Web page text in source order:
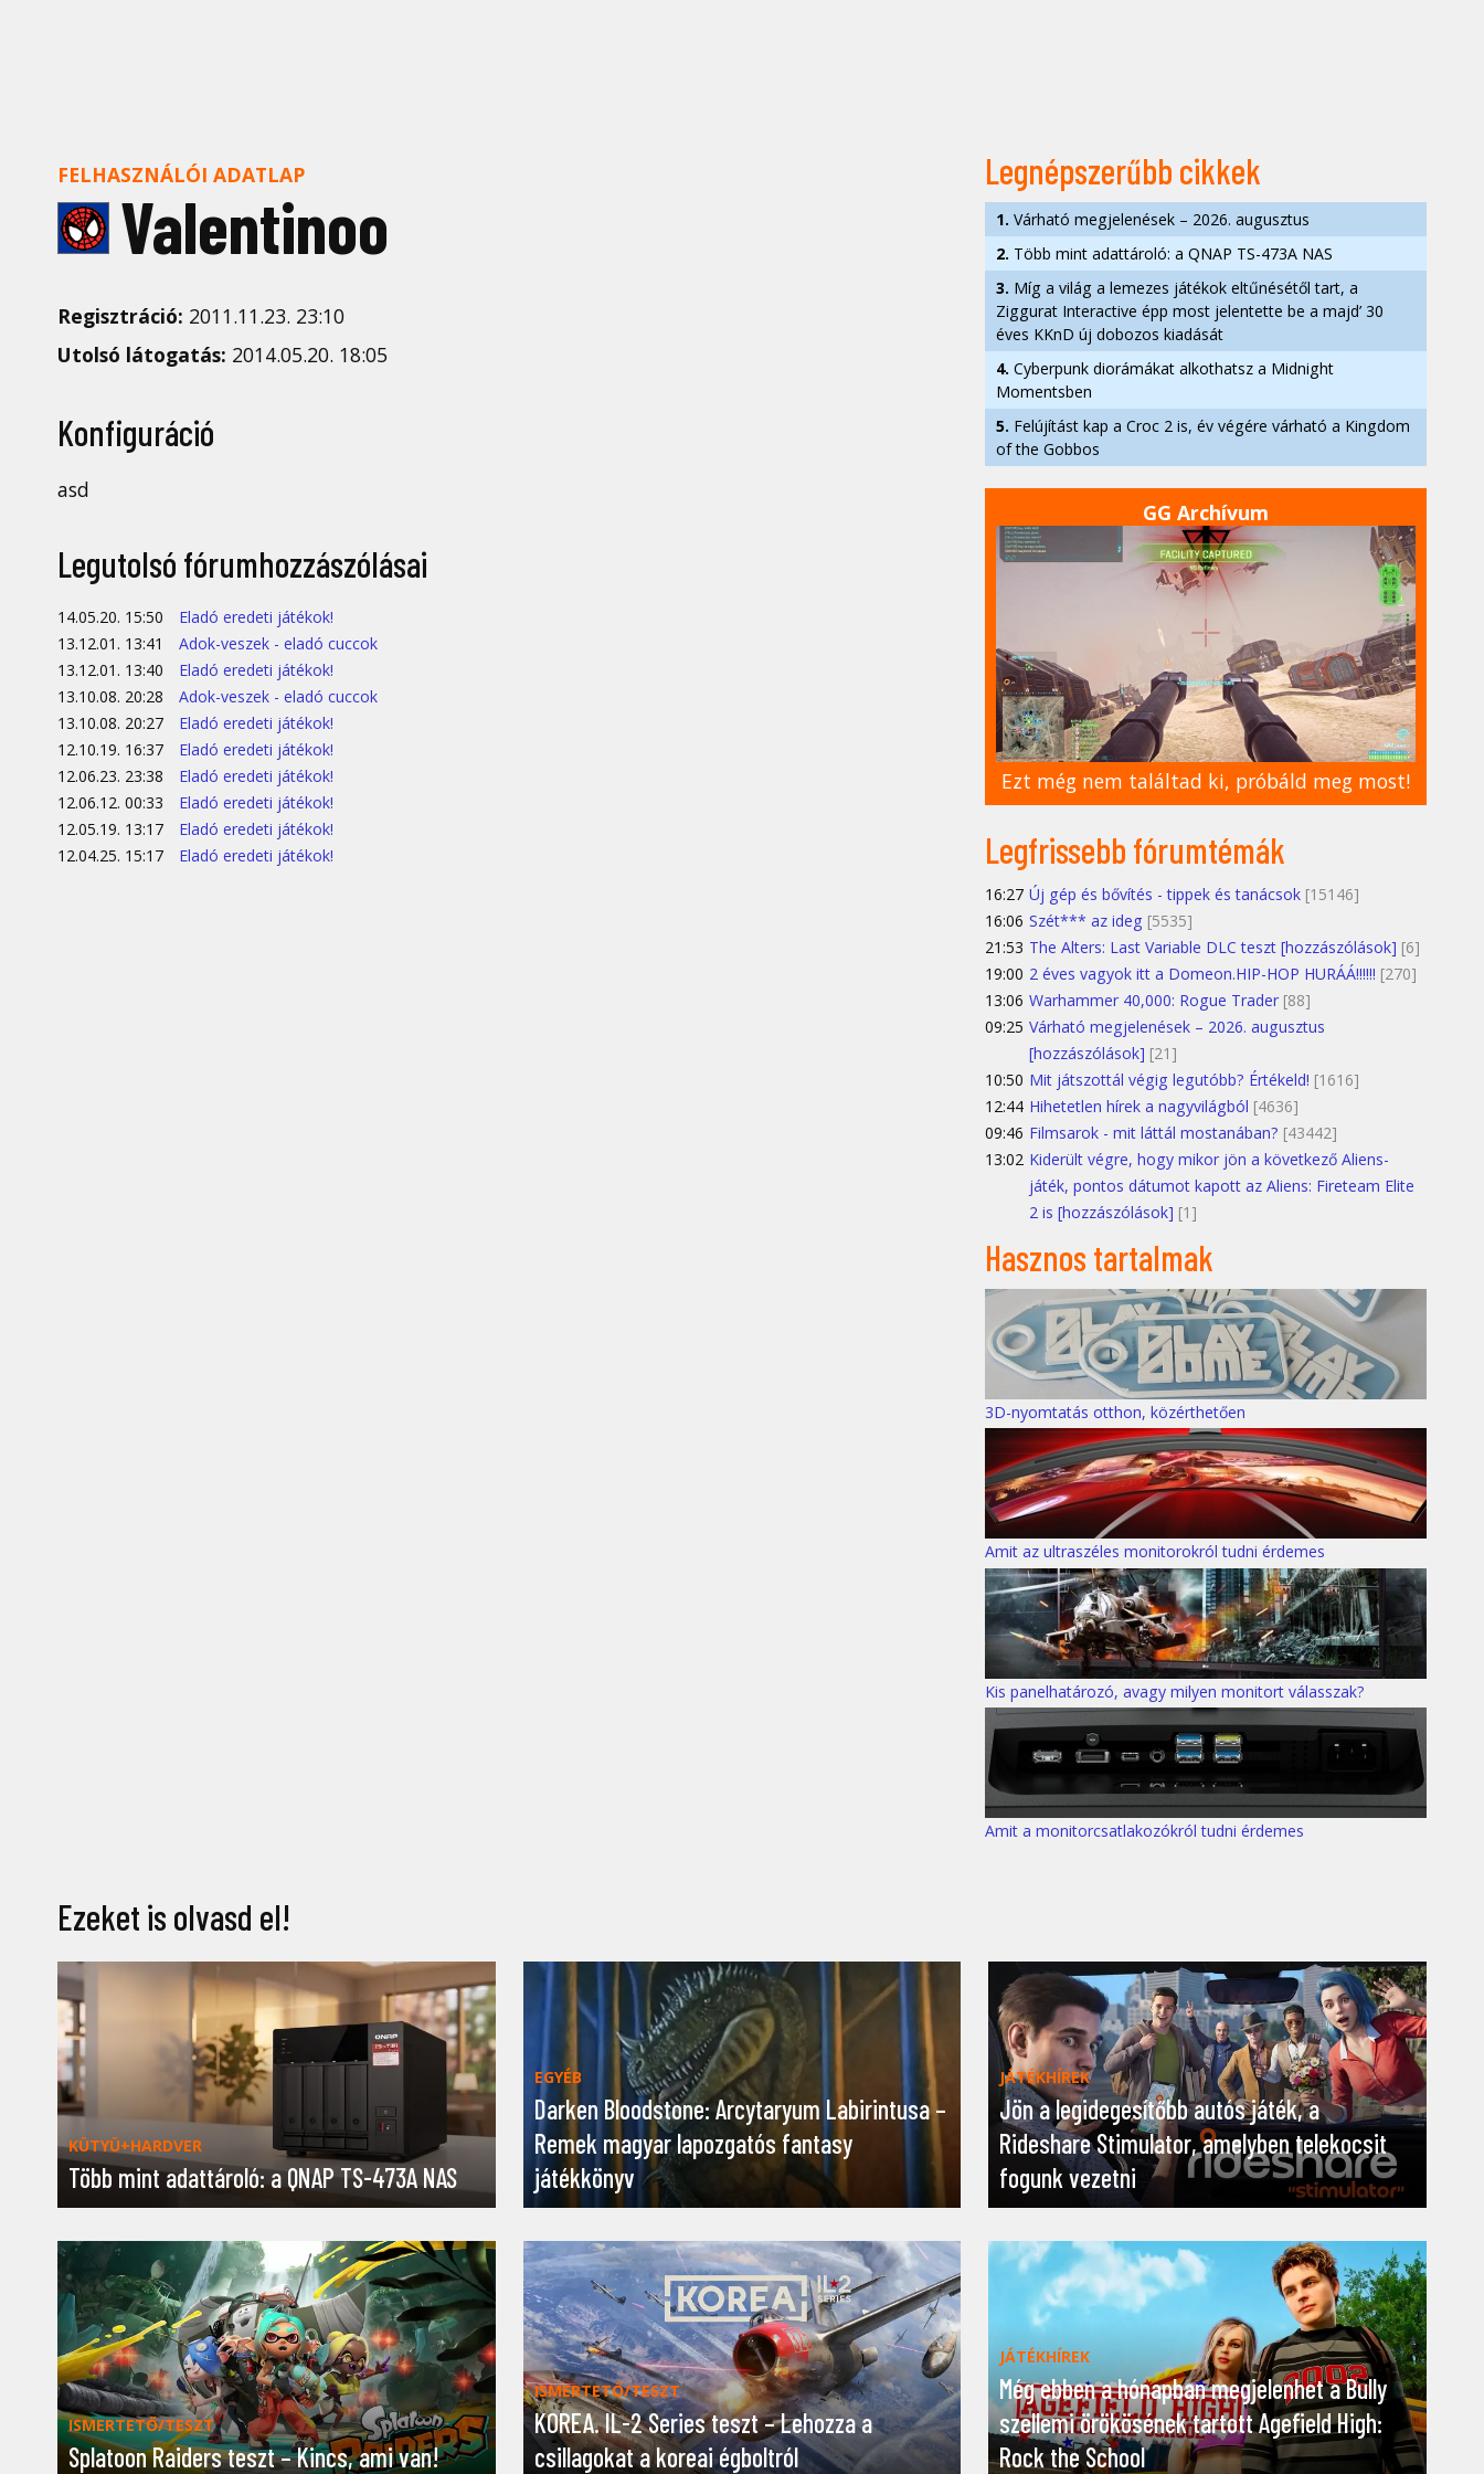
FELHASZNÁLÓI ADATLAP
Valentinoo
Regisztráció: 2011.11.23. 23:10
Utolsó látogatás: 2014.05.20. 18:05
Konfiguráció
asd
Legutolsó fórumhozzászólásai
14.05.20. 15:50
Eladó eredeti játékok!
13.12.01. 13:41
Adok-veszek - eladó cuccok
13.12.01. 13:40
Eladó eredeti játékok!
13.10.08. 20:28
Adok-veszek - eladó cuccok
13.10.08. 20:27
Eladó eredeti játékok!
12.10.19. 16:37
Eladó eredeti játékok!
12.06.23. 23:38
Eladó eredeti játékok!
12.06.12. 00:33
Eladó eredeti játékok!
12.05.19. 13:17
Eladó eredeti játékok!
12.04.25. 15:17
Eladó eredeti játékok!
Legnépszerűbb cikkek
1. Várható megjelenések – 2026. augusztus
2. Több mint adattároló: a QNAP TS-473A NAS
3. Míg a világ a lemezes játékok eltűnésétől tart, a
Ziggurat Interactive épp most jelentette be a majd’ 30
éves KKnD új dobozos kiadását
4. Cyberpunk diorámákat alkothatsz a Midnight
Momentsben
5. Felújítást kap a Croc 2 is, év végére várható a Kingdom
of the Gobbos
GG Archívum
Ezt még nem találtad ki, próbáld meg most!
Legfrissebb fórumtémák
16:27 Új gép és bővítés - tippek és tanácsok [15146]
16:06 Szét*** az ideg [5535]
21:53 The Alters: Last Variable DLC teszt [hozzászólások] [6]
19:00 2 éves vagyok itt a Domeon.HIP-HOP HURÁÁ!!!!!! [270]
13:06 Warhammer 40,000: Rogue Trader [88]
09:25 Várható megjelenések – 2026. augusztus
[hozzászólások] [21]
10:50 Mit játszottál végig legutóbb? Értékeld! [1616]
12:44 Hihetetlen hírek a nagyvilágból [4636]
09:46 Filmsarok - mit láttál mostanában? [43442]
13:02 Kiderült végre, hogy mikor jön a következő Aliens-
játék, pontos dátumot kapott az Aliens: Fireteam Elite
2 is [hozzászólások] [1]
Hasznos tartalmak
3D-nyomtatás otthon, közérthetően
Amit az ultraszéles monitorokról tudni érdemes
Kis panelhatározó, avagy milyen monitort válasszak?
Amit a monitorcsatlakozókról tudni érdemes
Ezeket is olvasd el!
KÜTYÜ+HARDVER
Több mint adattároló: a QNAP TS-473A NAS
EGYÉB
Darken Bloodstone: Arcytaryum Labirintusa –
Remek magyar lapozgatós fantasy
játékkönyv
JÁTÉKHÍREK
Jön a legidegesítőbb autós játék, a
Rideshare Stimulator, amelyben telekocsit
fogunk vezetni
ISMERTETŐ/TESZT
Splatoon Raiders teszt – Kincs, ami van!
ISMERTETŐ/TESZT
KOREA. IL-2 Series teszt – Lehozza a
csillagokat a koreai égboltról
JÁTÉKHÍREK
Még ebben a hónapban megjelenhet a Bully
szellemi örökösének tartott Agefield High:
Rock the School